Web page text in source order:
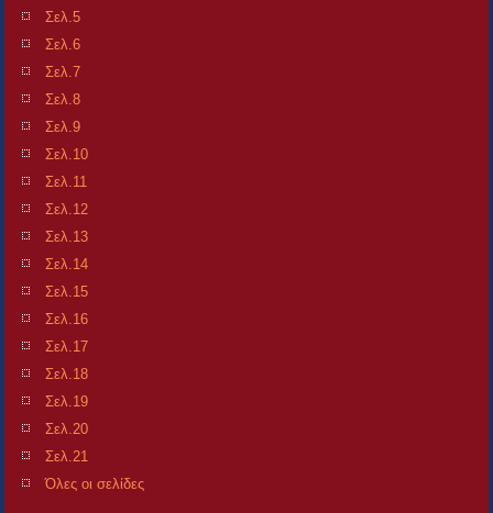
Σελ.5
Σελ.6
Σελ.7
Σελ.8
Σελ.9
Σελ.10
Σελ.11
Σελ.12
Σελ.13
Σελ.14
Σελ.15
Σελ.16
Σελ.17
Σελ.18
Σελ.19
Σελ.20
Σελ.21
Όλες οι σελίδες